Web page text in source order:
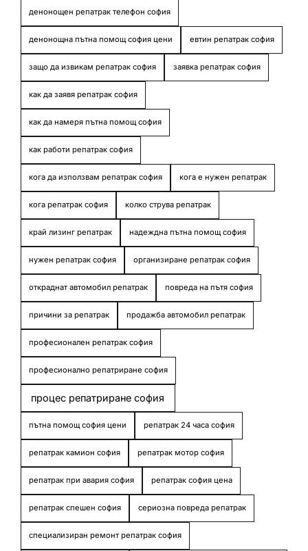
денонощен репатрак телефон софия
денонощна пътна помощ софия цени евтин репатрак софия
защо да извикам репатрак софия заявка репатрак софия
как да заявя репатрак софия
как да намеря пътна помощ софия
как работи репатрак софия
кога да използвам репатрак софия кога е нужен репатрак
кога репатрак софия колко струва репатрак
край лизинг репатрак надеждна пътна помощ софия
нужен репатрак софия организиране репатрак софия
откраднат автомобил репатрак повреда на пътя софия
причини за репатрак продажба автомобил репатрак
професионален репатрак софия
професионално репатриране софия
процес репатриране софия
пътна помощ софия цени репатрак 24 часа софия
репатрак камион софия репатрак мотор софия
репатрак при авария софия репатрак софия цена
репатрак спешен софия сериозна повреда репатрак
специализиран ремонт репатрак софия